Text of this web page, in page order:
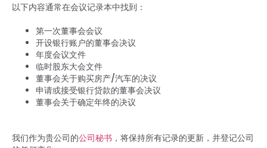
以下内容通常在会议记录本中找到：
第一次董事会会议
开设银行账户的董事会决议
年度会议文件
临时股东大会文件
董事会关于购买房产/汽车的决议
申请或接受银行贷款的董事会决议
董事会关于确定年终的决议
我们作为贵公司的公司秘书 ，将保持所有记录的更新，并登记公司